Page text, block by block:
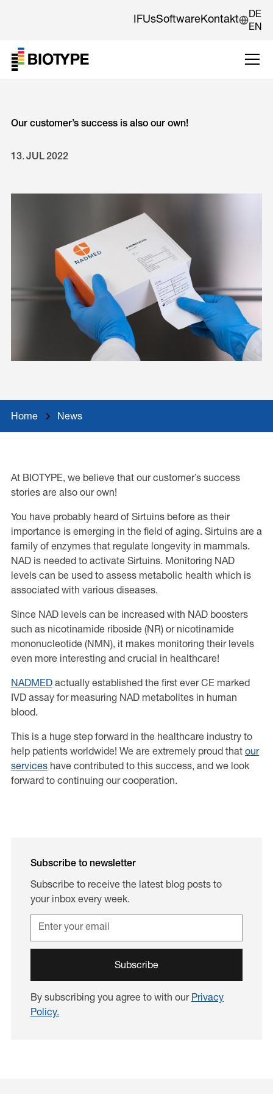
IFUsSoftwareKontakt
DE
EN
Our customer’s success is also our own!
13. JUL 2022
Home News
At BIOTYPE, we believe that our customer’s success
stories are also our own!
You have probably heard of Sirtuins before as their
importance is emerging in the field of aging. Sirtuins are a
family of enzymes that regulate longevity in mammals.
NAD is needed to activate Sirtuins. Monitoring NAD
levels can be used to assess metabolic health which is
associated with various diseases.
Since NAD levels can be increased with NAD boosters
such as nicotinamide riboside (NR) or nicotinamide
mononucleotide (NMN), it makes monitoring their levels
even more interesting and crucial in healthcare!
NADMEDactually established the first ever CE marked
IVD assay for measuring NAD metabolites in human
blood.
This is a huge step forward in the healthcare industry to
help patients worldwide! We are extremely proud that our
serviceshave contributed to this success, and we look
forward to continuing our cooperation.
Subscribe to newsletter
Subscribe to receive the latest blog posts to
your inbox every week.
By subscribing you agree to with our Privacy
Policy.